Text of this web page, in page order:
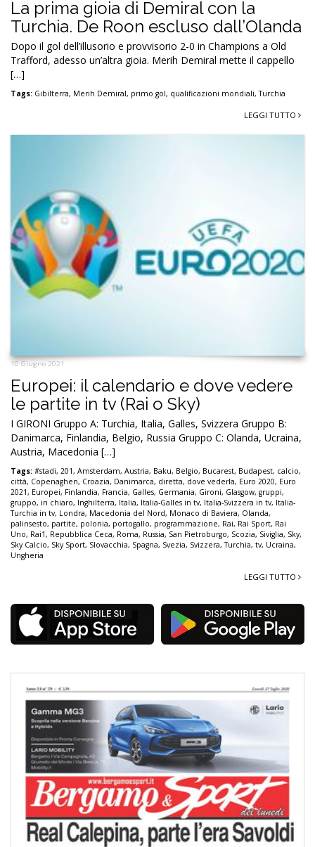
La prima gioia di Demiral con la
Turchia. De Roon escluso dall’Olanda
Dopo il gol dell’illusorio e provvisorio 2-0 in Champions a Old
Trafford, adesso un’altra gioia. Merih Demiral mette il cappello
[…]
Tags: Gibilterra, Merih Demiral, primo gol, qualificazioni mondiali,Turchia
LEGGI TUTTO
10 Giugno 2021
Europei: il calendario e dove vedere
le partite in tv (Rai o Sky)
I GIRONI Gruppo A: Turchia, Italia, Galles, Svizzera Gruppo B:
Danimarca, Finlandia, Belgio, Russia Gruppo C: Olanda, Ucraina,
Austria, Macedonia […]
Tags: #stadi, 201, Amsterdam, Austria, Baku, Belgio, Bucarest, Budapest, calcio,
città, Copenaghen, Croazia, Danimarca, diretta, dove vederla, Euro 2020, Euro
2021, Europei, Finlandia, Francia, Galles, Germania, Gironi, Glasgow, gruppi,
gruppo, in chiaro, Inghilterra, Italia, Italia-Galles in tv, Italia-Svizzera in tv, Italia-
Turchia in tv, Londra, Macedonia del Nord, Monaco di Baviera, Olanda,
palinsesto, partite, polonia, portogallo, programmazione, Rai, Rai Sport, Rai
Uno, Rai1, Repubblica Ceca, Roma, Russia, San Pietroburgo, Scozia, Siviglia, Sky,
Sky Calcio, Sky Sport, Slovacchia, Spagna, Svezia, Svizzera,Turchia, tv, Ucraina,
Ungheria
LEGGI TUTTO